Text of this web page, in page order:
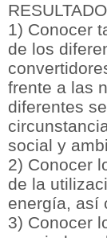
1) Conocer
de los
frente a las
diferentes
social y
2) Conocer
de la
energía, así
3) Conocer